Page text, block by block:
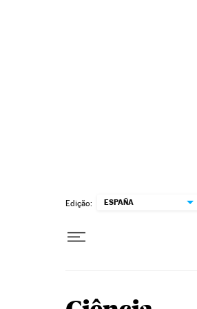
Edição: ESPAÑA